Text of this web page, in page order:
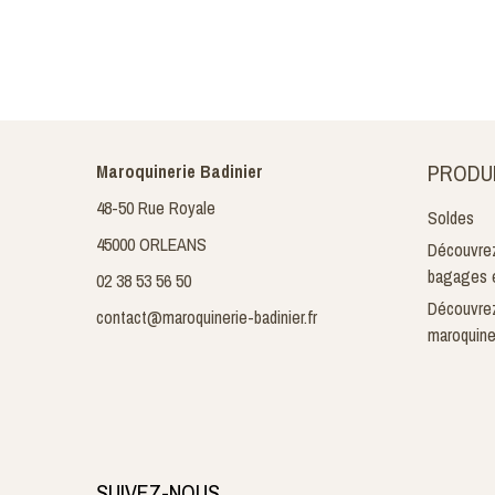
Maroquinerie Badinier
48-50 Rue Royale
45000 ORLEANS
02 38 53 56 50
contact@maroquinerie-badinier.fr
Soldes
bagages